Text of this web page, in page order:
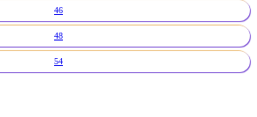
46
48
54